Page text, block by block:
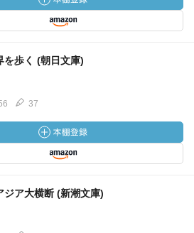
を歩く (朝日文庫)
37
ジア大横断 (新潮文庫)